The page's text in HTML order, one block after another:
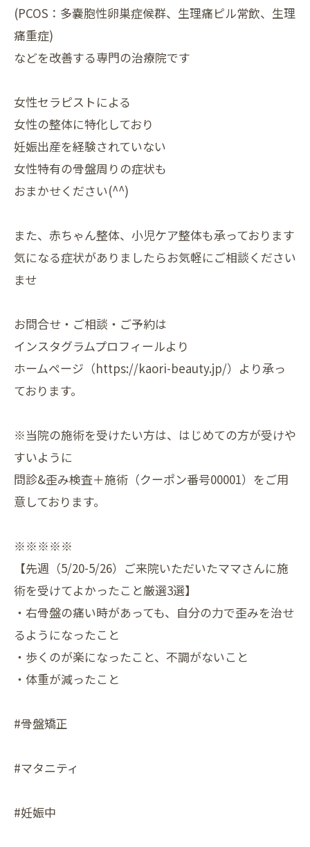
(PCOS：多嚢胞性卵巣症候群、生理痛ピル常飲、生理
痛重症)
などを改善する専門の治療院です
女性セラピストによる
女性の整体に特化しており
妊娠出産を経験されていない
女性特有の骨盤周りの症状も
おまかせください(^^)
また、赤ちゃん整体、小児ケア整体も承っております
気になる症状がありましたらお気軽にご相談ください
ませ
お問合せ・ご相談・ご予約は
インスタグラムプロフィールより
ホームページ（https://kaori-beauty.jp/）より承っ
ております。
※当院の施術を受けたい方は、はじめての方が受けや
すいように
問診&歪み検査＋施術（クーポン番号00001）をご用
意しております。
※※※※※
【先週（5/20-5/26）ご来院いただいたママさんに施
術を受けてよかったこと厳選3選】
・右骨盤の痛い時があっても、自分の力で歪みを治せ
るようになったこと
・歩くのが楽になったこと、不調がないこと
・体重が減ったこと
#骨盤矯正
#マタニティ
#妊娠中